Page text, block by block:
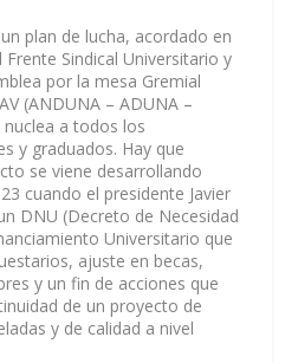
plan de lucha, acordado en
Sindical Universitario y
por la mesa Gremial
(ANDUNA – ADUNA –
nuclea a todos los
y graduados. Hay que
se viene desarrollando
cuando el presidente Javier
DNU (Decreto de Necesidad
Universitario que
ajuste en becas,
y un fin de acciones que
de un proyecto de
y de calidad a nivel